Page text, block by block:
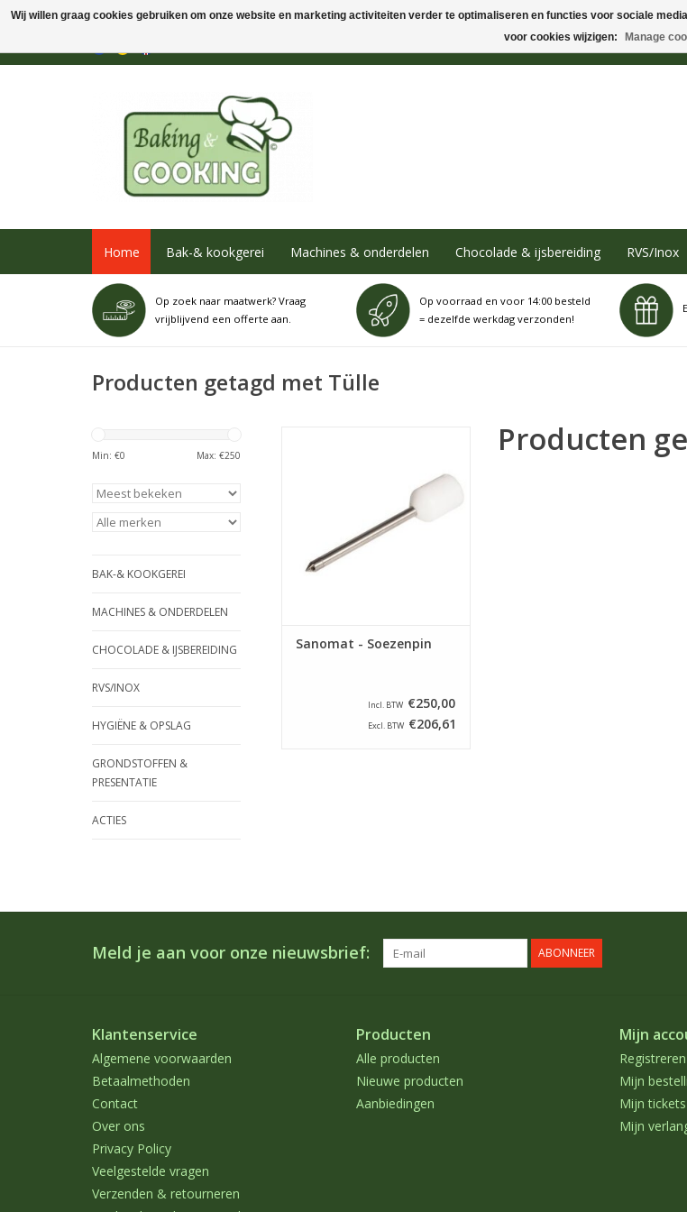
Home Bak-& kookgerei Machines & onderdelen Chocolade & ijsbereiding RVS/Inox
Op zoek naar maatwerk? Vraag
vrijblijvend een offerte aan.
Op voorraad en voor 14:00 besteld
= dezelfde werkdag verzonden!
Producten getagd met Tülle
Min: €0 Max: €250
BAK-& KOOKGEREI
MACHINES & ONDERDELEN
CHOCOLADE & IJSBEREIDING
RVS/INOX
HYGIËNE & OPSLAG
GRONDSTOFFEN &
PRESENTATIE
ACTIES
Sanomat - Soezenpin
Incl. BTW €250,00
Excl. BTW €206,61
Producten
Meld je aan voor onze nieuwsbrief: ABONNEER
Klantenservice
Algemene voorwaarden
Betaalmethoden
Contact
Over ons
Privacy Policy
Veelgestelde vragen
Verzenden & retourneren
Producten
Alle producten
Nieuwe producten
Aanbiedingen
Mijn
Registreren
Mijn
Mijn tickets
Mijn
Wij willen graag cookies gebruiken om onze website en marketing activiteiten verder te optimaliseren en functies voor sociale
voor cookies wijzigen:
Manage